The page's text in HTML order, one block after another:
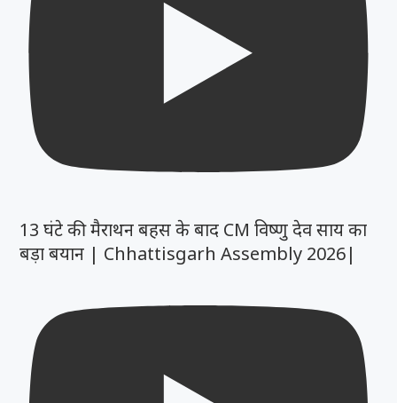
13 घंटे की मैराथन बहस के बाद CM विष्णु देव साय का
बड़ा बयान | Chhattisgarh Assembly 2026|